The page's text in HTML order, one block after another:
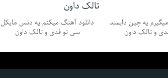
یه چین دایمند
و تالک داون
دانلود آهنگ میکنم یه دنس مایکل
سی تو فدی و تالک داون